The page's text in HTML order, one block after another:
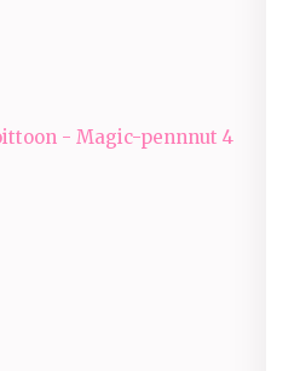
- Magic-pennnut 4